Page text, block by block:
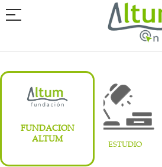
FUNDACION
ALTUM
LIBERTAS ESTUDIO